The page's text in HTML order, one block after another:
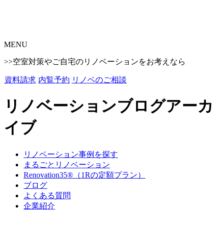
MENU
>>空室対策やご自宅のリノベーションをお考えなら
資料請求 内覧予約 リノベのご相談
リノベーションブログアーカ
イブ
リノベーション事例を探す
まるごとリノベーション
Renovation35®（1Rの定額プラン）
ブログ
よくある質問
企業紹介